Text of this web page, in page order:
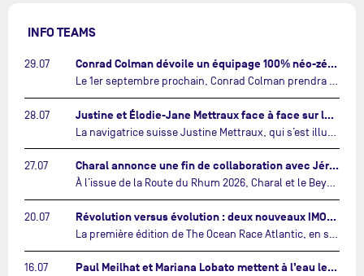
INFO TEAMS
29.07 Conrad Colman dévoile un équipage 100% néo-zélandais tourné vers l'avenir…
28.07 Justine et Élodie-Jane Mettraux face à face sur la transatlantique The Ocean Race Atlantic…
27.07 Charal annonce une fin de collaboration avec Jérémie Beyou et le Beyou Racing après la Route du Rhum…
À l’issue de la Route du Rhum 2026, Charal et le Beyou Racing mettront fin à leur collaboration. Il a été décidé de manière concertée, après dix ans d’une collaboration riche et performante, d’ouvrir une nouvelle ère pour le projet du Charal Sailing Team.…
20.07 Révolution versus évolution : deux nouveaux IMOCA très différents se préparent pour The Ocean Race Atlantic…
16.07 Paul Meilhat et Mariana Lobato mettent à l’eau leur bateau et lancent leur nouvelle campagne « United by the Ocean »…